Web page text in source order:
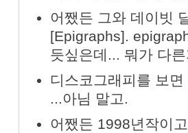
어쨌든 그와 데이빗
[Epigraphs].
듯싶은데... 뭐가 다
디스코그래피를 보
...아님 말고.
어쨌든 1998년작이